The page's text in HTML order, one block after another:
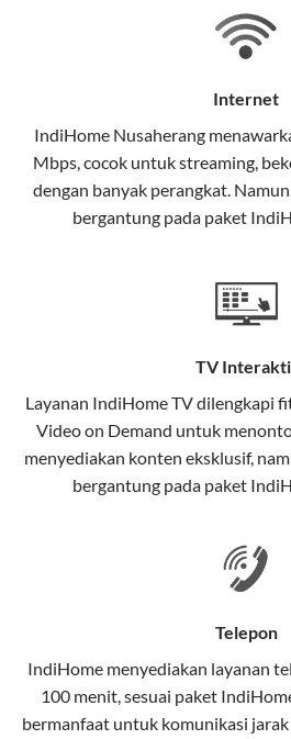
pengguna rumah dan bisnis.
stabil, dan memiliki berbagai
Selain internet, layanan
interaktif (IndiHome TV) dan
satu paket.
Teknologi di Balik WiFi
Wifi IndiHome menggunakan
menggunakan kabel serat
pelanggan. Teknologi ini
keunggulan:
Kecepatan Tinggi
dibandingkan kabel tembaga
elektromagnetik, sehingga
Latensi Rendah
Internet
IndiHome Nusaherang
Mbps, cocok untuk streaming,
dengan banyak perangkat.
bergantung pada paket
TV
Layanan IndiHome TVdilengkapi
Video on Demand untuk
menyediakan konten eksklusif,
bergantung pada paket
Telepon
IndiHome menyediakan layanan
100 menit, sesuai paket
bermanfaat untuk komunikasi